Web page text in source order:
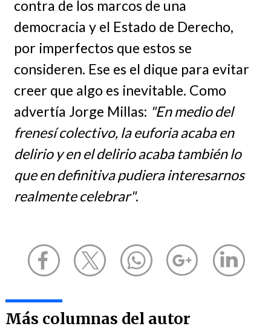
contra de los marcos de una
democracia y el Estado de Derecho,
por imperfectos que estos se
consideren. Ese es el dique para evitar
creer que algo es inevitable. Como
advertía Jorge Millas: "En medio del
frenesí colectivo, la euforia acaba en
delirio y en el delirio acaba también lo
que en definitiva pudiera interesarnos
realmente celebrar".
Más columnas del autor